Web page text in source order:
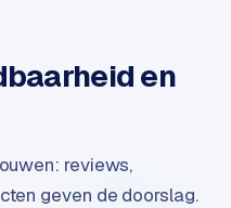
en
reviews,
geven de doorslag.